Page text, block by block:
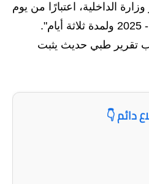
نتائج الامتحانات
المرحلة الابتدائية
المرحلة الاعدادية
اسئلة وزارية
الداخلية، اعتبارًا من يوم
تقرير طبي حديث يثبت
دائم 👇